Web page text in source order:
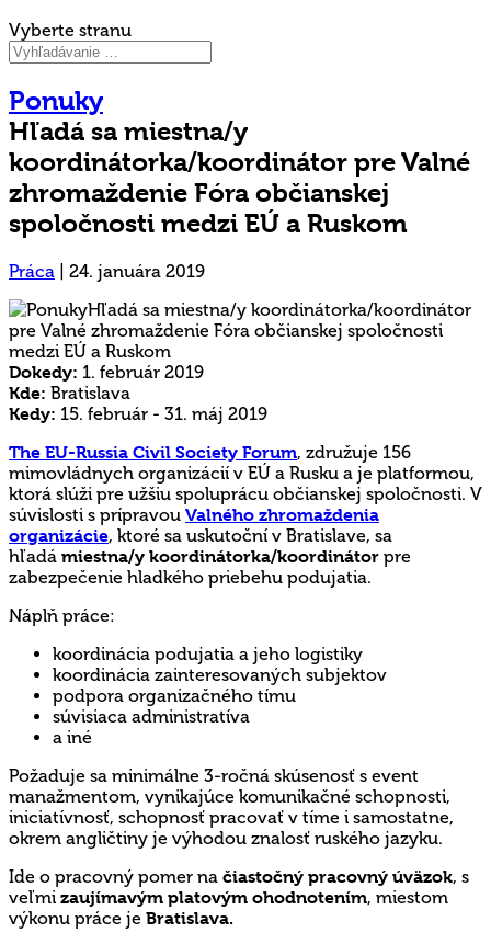
Vyberte stranu
Ponuky
Hľadá sa miestna/y
koordinátorka/koordinátor pre Valné
zhromaždenie Fóra občianskej
spoločnosti medzi EÚ a Ruskom
Práca 24. januára 2019
Dokedy: 1. február 2019
Kde: Bratislava
Kedy: 15. február - 31. máj 2019
The EU-Russia Civil Society Forum, združuje 156
mimovládnych organizácií v EÚ a Rusku a je platformou,
ktorá slúži pre užšiu spoluprácu občianskej spoločnosti. V
súvislosti s prípravou Valného zhromaždenia
organizácie, ktoré sa uskutoční v Bratislave, sa
hľadá miestna/y koordinátorka/koordinátor pre
zabezpečenie hladkého priebehu podujatia.
Náplň práce:
koordinácia podujatia a jeho logistiky
koordinácia zainteresovaných subjektov
podpora organizačného tímu
súvisiaca administratíva
a iné
Požaduje sa minimálne 3-ročná skúsenosť s event
manažmentom, vynikajúce komunikačné schopnosti,
iniciatívnosť, schopnosť pracovať v tíme i samostatne,
okrem angličtiny je výhodou znalosť ruského jazyku.
Ide o pracovný pomer na čiastočný pracovný úväzok, s
veľmi zaujímavým platovým ohodnotením, miestom
výkonu práce je Bratislava.